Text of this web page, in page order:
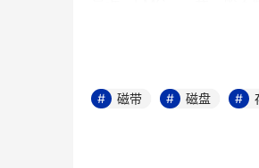
来，如果你和比我老的
一代传递给下一代?
磁带 磁盘